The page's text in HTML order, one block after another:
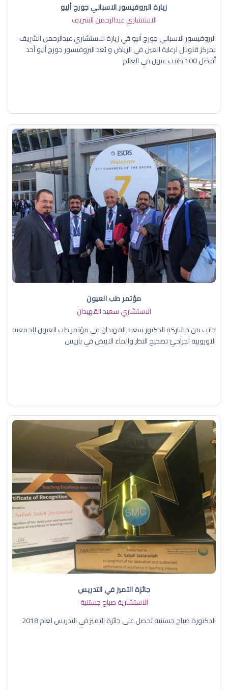
زيارة البروفيسور الاسباني جورج أليو
الاستشاري عبدالرحمن الشريف
البروفيسور الاسباني جورج أليو في زيارة للاستشاري عبدالرحمن الشريف
بمركز قلوبال لرعاية العين في الرياض و يُعد البروفيسور جورج أليو أحد
أفضل 100 طبيب عيون في العالم
مؤتمر طب العيون
الاستشاري سعيد القهيدان
جانب من مشاركة الدكتور سعيد القهيدان في مؤتمر طب العيون للجمعيه
الاوروبية لجراحيّ تصحيح النظر والماء الابيض في باريس
جائزة التميز في التدريس
الاستشارية صباح جستنية
الدكتورة صباح جستنية تحصل على جائزة التميز في التدريس لعام 2018